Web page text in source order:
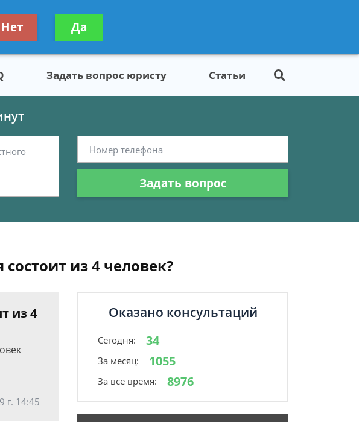
Получите консультацию
бесплатно
Задать вопрос юристу Статьи
Задать вопрос
из 4 человек?
из 4
г. 14:45
Оказано консультаций
Сегодня: 34
За месяц: 1055
За все время: 8976
Нет Да